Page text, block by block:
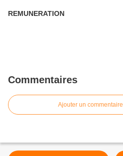
REMUNERATION
Commentaires
Ajouter un commentaire